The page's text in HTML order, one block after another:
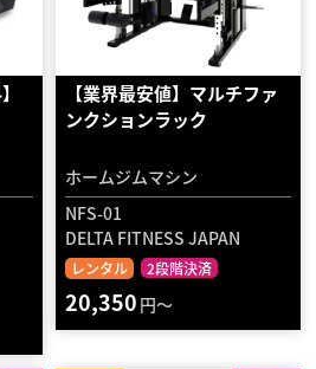
【業界最安値】マルチファ
ンクションラック
ホームジムマシン
NFS-01
DELTA FITNESS JAPAN
レンタル 2段階決済
20,350 円～